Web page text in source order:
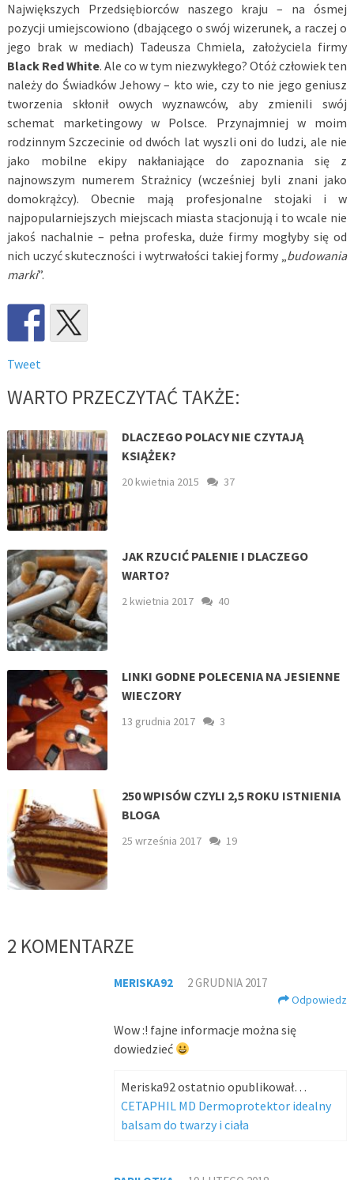
Największych Przedsiębiorców naszego kraju – na ósmej
pozycji umiejscowiono (dbającego o swój wizerunek, a raczej o
jego brak w mediach) Tadeusza Chmiela, założyciela firmy
Black Red White. Ale co w tym niezwykłego? Otóż człowiek ten
należy do Świadków Jehowy – kto wie, czy to nie jego geniusz
tworzenia skłonił owych wyznawców, aby zmienili swój
schemat marketingowy w Polsce. Przynajmniej w moim
rodzinnym Szczecinie od dwóch lat wyszli oni do ludzi, ale nie
jako mobilne ekipy nakłaniające do zapoznania się z
najnowszym numerem Strażnicy (wcześniej byli znani jako
domokrążcy). Obecnie mają profesjonalne stojaki i w
najpopularniejszych miejscach miasta stacjonują i to wcale nie
jakoś nachalnie – pełna profeska, duże firmy mogłyby się od
nich uczyć skuteczności i wytrwałości takiej formy „budowania
marki”.
Tweet
WARTO PRZECZYTAĆ TAKŻE:
DLACZEGO POLACY NIE CZYTAJĄ
KSIĄŻEK?
20 kwietnia 2015 37
JAK RZUCIĆ PALENIE I DLACZEGO
WARTO?
2 kwietnia 2017 40
LINKI GODNE POLECENIA NA JESIENNE
WIECZORY
13 grudnia 2017 3
250 WPISÓW CZYLI 2,5 ROKU ISTNIENIA
BLOGA
25 września 2017 19
2 KOMENTARZE
MERISKA92 2 GRUDNIA 2017
Odpowiedz
Wow :! fajne informacje można się
dowiedzieć
Meriska92 ostatnio opublikował…
CETAPHIL MD Dermoprotektor idealny
balsam do twarzy i ciała